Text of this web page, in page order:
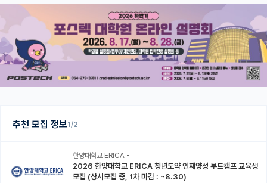
추천 모집 정보1/2
한양대학교 ERICA -
2026 한양대학교 ERICA 청년도약 인재양성 부트캠프 교육생
모집 (상시모집 중, 1차 마감 : ~8.30)